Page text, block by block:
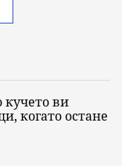
ви
когато остане